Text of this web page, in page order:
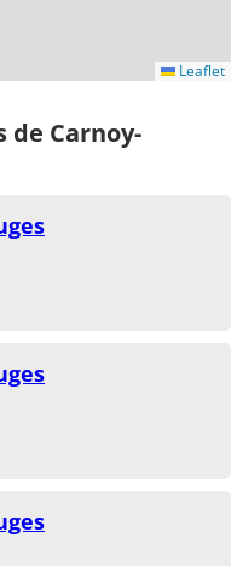
Leaflet
de Carnoy-